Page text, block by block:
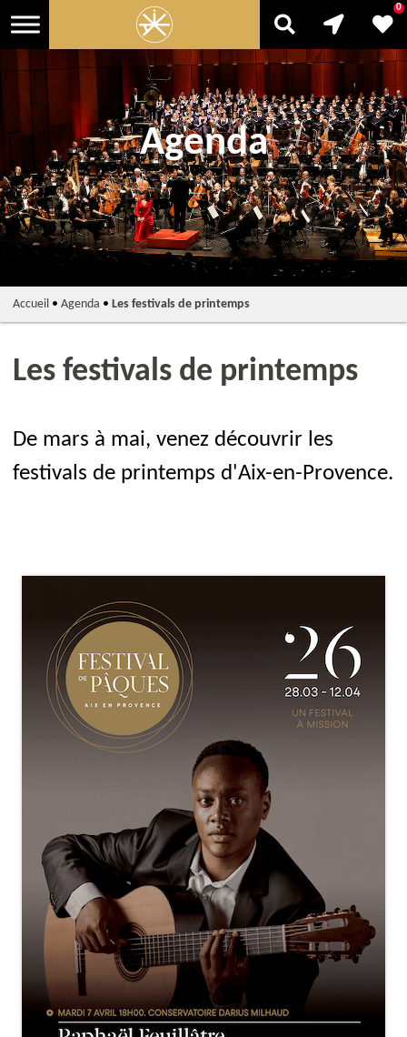
Agenda
0
Accueil• Agenda • Les festivals de printemps
Les festivals de printemps
De mars à mai, venez découvrir les
festivals de printemps d'Aix-en-Provence.